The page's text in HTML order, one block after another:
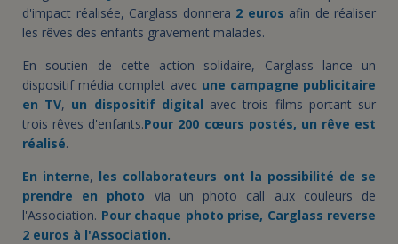
d'impact réalisée, Carglass donnera 2 euros afin de réaliser
les rêves des enfants gravement malades.
En soutien de cette action solidaire, Carglass lance un
dispositif média complet avec une campagne publicitaire
en TV, un dispositif digital avec trois films portant sur
trois rêves d'enfants.Pour 200 cœurs postés, un rêve est
réalisé.
En interne, les collaborateurs ont la possibilité de se
prendre en photo via un photo call aux couleurs de
l'Association. Pour chaque photo prise, Carglass reverse
2 euros à l'Association.